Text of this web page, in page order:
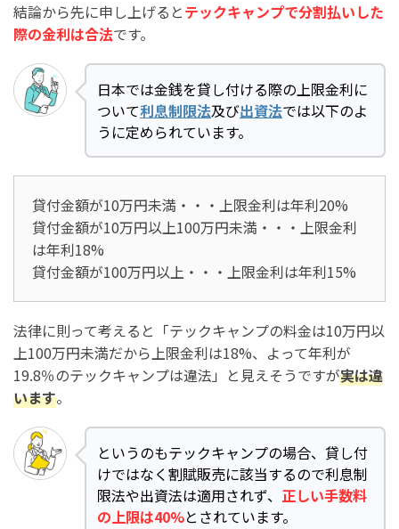
結論から先に申し上げるとテックキャンプで分割払いした
際の金利は合法です。
日本では金銭を貸し付ける際の上限金利に
ついて利息制限法及び出資法では以下のよ
うに定められています。
貸付金額が10万円未満・・・上限金利は年利20%
貸付金額が10万円以上100万円未満・・・上限金利
は年利18%
貸付金額が100万円以上・・・上限金利は年利15%
法律に則って考えると「テックキャンプの料金は10万円以
上100万円未満だから上限金利は18%、よって年利が
19.8％のテックキャンプは違法」と見えそうですが実は違
います。
というのもテックキャンプの場合、貸し付
けではなく割賦販売に該当するので利息制
限法や出資法は適用されず、 正しい手数料
の上限は40%とされています。